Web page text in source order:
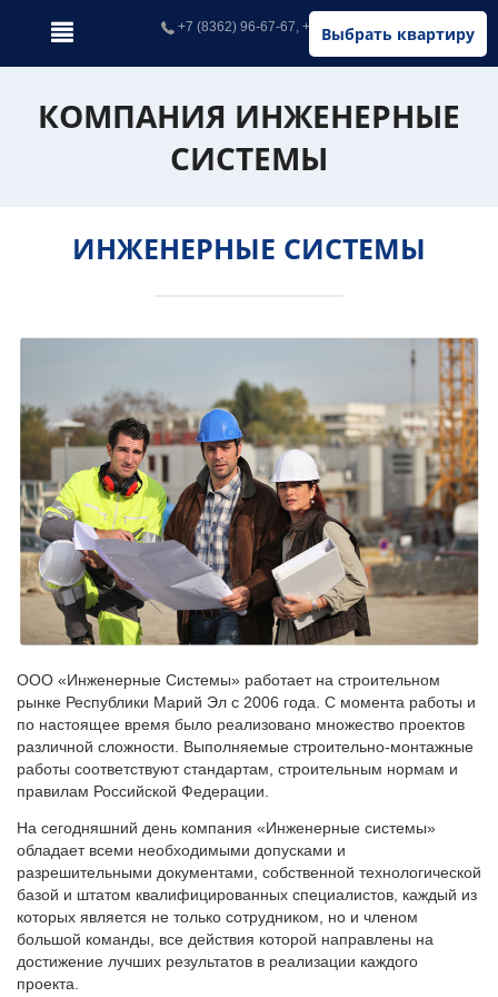
Выбрать квартиру
+7 (8362) 96-67-67, +7 (902) 326-67-67
КОМПАНИЯ ИНЖЕНЕРНЫЕ
СИСТЕМЫ
ИНЖЕНЕРНЫЕ СИСТЕМЫ
ООО «Инженерные Системы» работает на строительном
рынке Республики Марий Эл с 2006 года. С момента работы и
по настоящее время было реализовано множество проектов
различной сложности. Выполняемые строительно-монтажные
работы соответствуют стандартам, строительным нормам и
правилам Российской Федерации.
На сегодняшний день компания «Инженерные системы»
обладает всеми необходимыми допусками и
разрешительными документами, собственной технологической
базой и штатом квалифицированных специалистов, каждый из
которых является не только сотрудником, но и членом
большой команды, все действия которой направлены на
достижение лучших результатов в реализации каждого
проекта.